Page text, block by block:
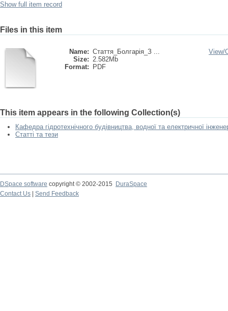
Show full item record
Files in this item
Name: Стаття_Болгарія_З ...
Size: 2.582Mb
Format:
PDF
View/
This item appears in the following Collection(s)
Кафедра гідротехнічного будівництва, водної та електричної
Статті та тези
DSpace software copyright © 2002-2015
DuraSpace
Contact Us
Send Feedback